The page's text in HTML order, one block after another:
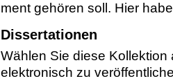
ment ge­hö­ren soll. Hier
Dis­ser­ta­tio­nen
Wäh­len Sie diese
elek­tro­nisch zu